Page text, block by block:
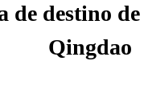
de destino
Qingdao